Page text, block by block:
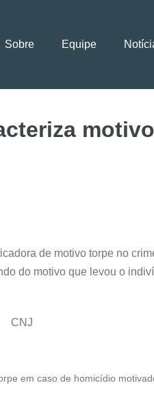
Sobre Equipe
de motivo torpe no
do motivo que levou o
CNJ
em caso de homicídio